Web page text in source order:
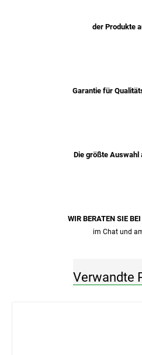
der Produkte
Garantie für
Die größte Auswahl
WIR BERATEN SIE
im Chat und
Verwandte